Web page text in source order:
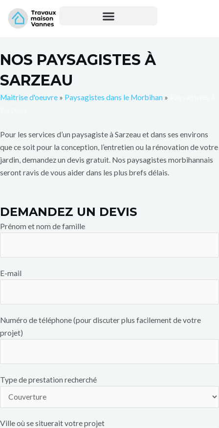
contenu
NOS PAYSAGISTES À
SARZEAU
Maitrise d'oeuvre » Paysagistes dans le Morbihan »
Pour les services d’un paysagiste à Sarzeau et dans ses environs
que ce soit pour la conception, l’entretien ou la rénovation de votre
jardin, demandez un devis gratuit. Nos paysagistes morbihannais
seront ravis de vous aider dans les plus brefs délais.
DEMANDEZ UN DEVIS
Prénom et nom de famille
E-mail
Numéro de téléphone (pour discuter plus facilement de votre
projet)
Type de prestation recherché
Ville où se situerait votre projet